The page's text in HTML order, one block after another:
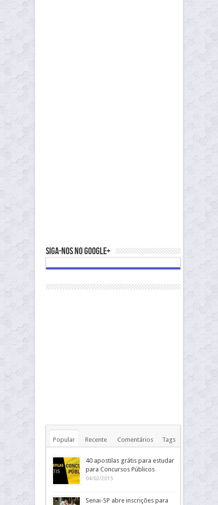
Siga-nos no Google+
Popular Recente Comentários Tags
40 apostilas grátis para estudar
para Concursos Públicos
04/02/2015
Senai-SP abre inscrições para